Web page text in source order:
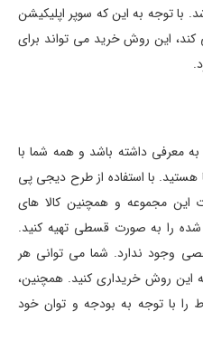
با توجه به این که سوپر اپلیکیشن
کند، این روش خرید می تواند برای
معرفی داشته باشد و همه شما با
با استفاده از طرح دیجی پی
این مجموعه و همچنین کالا های
را به صورت قسطی تهیه کنید.
وجود ندارد. شما می توانی هر
به این روش خریداری کنید. همچنین،
را با توجه به بودجه و توان خود